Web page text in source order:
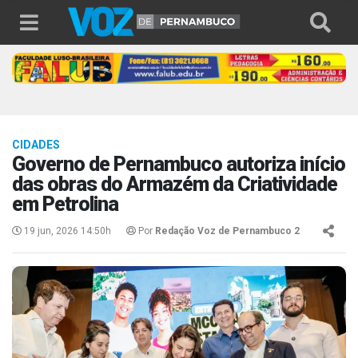
CIDADES
Governo de Pernambuco autoriza início
das obras do Armazém da Criatividade
em Petrolina
19 jun, 2026 14:50h Por Redação Voz de Pernambuco 2